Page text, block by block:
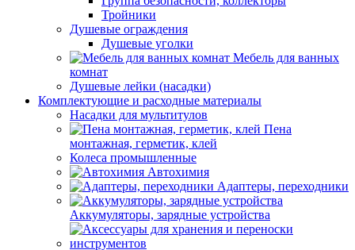
Тройники
Душевые ограждения
Душевые уголки
Мебель для ванных
комнат
Душевые лейки (насадки)
Комплектующие и расходные материалы
Насадки для мультитулов
Пена
монтажная, герметик, клей
Колеса промышленные
Автохимия
Адаптеры, переходники
Аккумуляторы, зарядные устройства